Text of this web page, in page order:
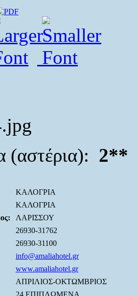
(αστέρια): 2**
ΚΑΛΟΓΡΙΑ
ΚΑΛΟΓΡΙΑ
ΛΑΡΙΣΣΟΥ
26930-31762
26930-31100
info@amaliahotel.gr
www.amaliahotel.gr
ΑΠΡΙΛΙΟΣ-ΟΚΤΩΜΒΡΙΟΣ